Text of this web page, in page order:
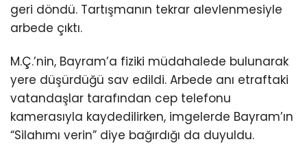
geri döndü. Tartışmanın tekrar alevlenmesiyle
arbede çıktı.
M.Ç.’nin, Bayram’a fiziki müdahalede bulunarak
yere düşürdüğü sav edildi. Arbede anı etraftaki
vatandaşlar tarafından cep telefonu
kamerasıyla kaydedilirken, imgelerde Bayram’ın
“Silahımı verin” diye bağırdığı da duyuldu.